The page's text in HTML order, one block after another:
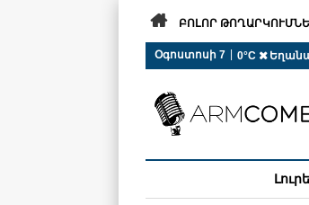
 ԲՈԼՈՐ
Օգոստոսի 7 |
0°C 